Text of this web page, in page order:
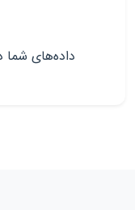
داده‌های